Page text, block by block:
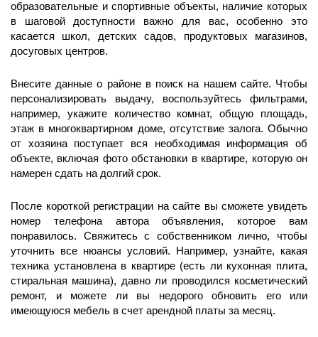
образовательные и спортивные объекты, наличие которых
в шаговой доступности важно для вас, особенно это
касается школ, детских садов, продуктовых магазинов,
досуговых центров.
Внесите данные о районе в поиск на нашем сайте. Чтобы
персонализировать выдачу, воспользуйтесь фильтрами,
например, укажите количество комнат, общую площадь,
этаж в многоквартирном доме, отсутствие залога. Обычно
от хозяина поступает вся необходимая информация об
объекте, включая фото обстановки в квартире, которую он
намерен сдать на долгий срок.
После короткой регистрации на сайте вы сможете увидеть
номер телефона автора объявления, которое вам
понравилось. Свяжитесь с собственником лично, чтобы
уточнить все нюансы условий. Например, узнайте, какая
техника установлена в квартире (есть ли кухонная плита,
стиральная машина), давно ли проводился косметический
ремонт, и можете ли вы недорого обновить его или
имеющуюся мебель в счет арендной платы за месяц.